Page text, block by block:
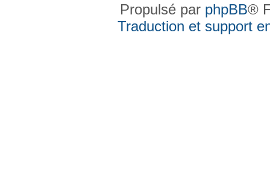
Propulsé par phpBB®
Traduction et support